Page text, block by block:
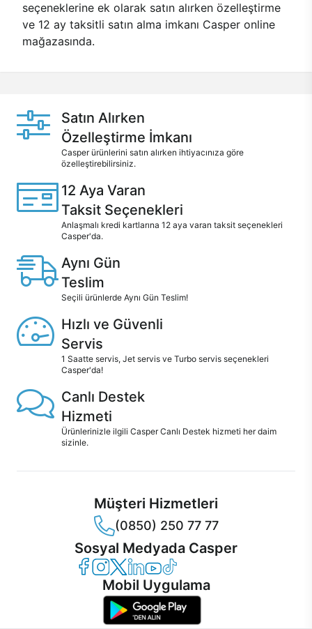
seçeneklerine ek olarak satın alırken özelleştirme
ve 12 ay taksitli satın alma imkanı Casper online
mağazasında.
Satın Alırken
Özelleştirme İmkanı
Casper ürünlerini satın alırken ihtiyacınıza göre
özelleştirebilirsiniz.
12 Aya Varan
Taksit Seçenekleri
Anlaşmalı kredi kartlarına 12 aya varan taksit seçenekleri
Casper'da.
Aynı Gün
Teslim
Seçili ürünlerde Aynı Gün Teslim!
Hızlı ve Güvenli
Servis
1 Saatte servis, Jet servis ve Turbo servis seçenekleri
Casper'da!
Canlı Destek
Hizmeti
Ürünlerinizle ilgili Casper Canlı Destek hizmeti her daim
sizinle.
Müşteri Hizmetleri
(0850) 250 77 77
Sosyal Medyada Casper
Casper Facebook
Casper Instagram
Casper Twitter
Casper LinkedIn
Casper YouTube
Casper TikTok
Mobil Uygulama